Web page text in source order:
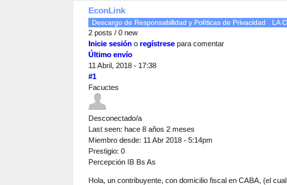
EconLink
Descargo de Responsabilidad y Políticas de Privacidad LA
2 posts / 0 new
Inicie sesión o regístrese para comentar
Último envío
11 Abril, 2018 - 17:38
#1
Facuctes
Desconectado/a
Last seen: hace 8 años 2 meses
Miembro desde: 11 Abr 2018 - 5:14pm
Prestigio: 0
Percepción IB Bs As
Hola, un contribuyente, con domicilio fiscal en CABA, (el